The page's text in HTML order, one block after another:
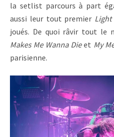
la setlist parcours à part
aussi leur tout premier Light
joués. De quoi râvir tout le
Makes Me Wanna Dieet My
parisienne.